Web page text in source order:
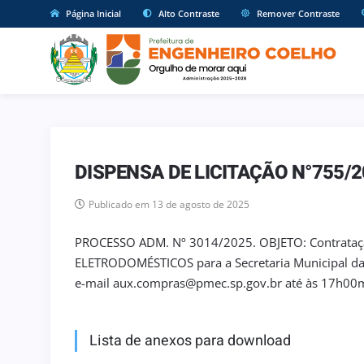
Página Inicial Alto Contraste Remover Contraste
DISPENSA DE LICITAÇÃO N°755/
Publicado em 13 de agosto de 2025
PROCESSO ADM. Nº 3014/2025. OBJETO:
ELETRODOMÉSTICOS para a Secretaria Municipal
e-mail aux.compras@pmec.sp.gov.br até às
Lista de anexos para download